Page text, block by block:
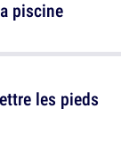
les pieds
piscine